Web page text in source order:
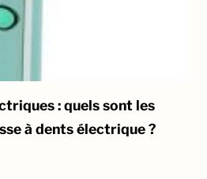
: quels sont les
à dents électrique ?